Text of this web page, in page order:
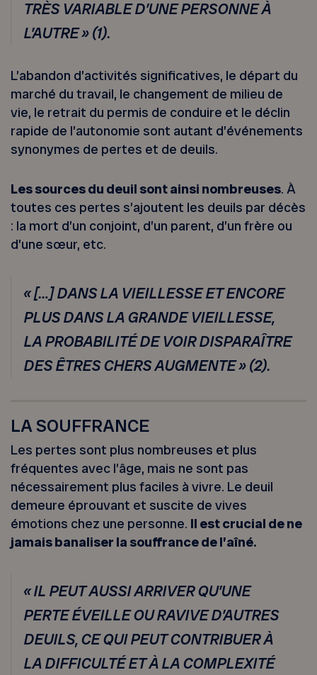
TRÈS VARIABLE D’UNE PERSONNE À
L’AUTRE » (1).
L’abandon d’activités significatives, le départ du
marché du travail, le changement de milieu de
vie, le retrait du permis de conduire et le déclin
rapide de l’autonomie sont autant d’événements
synonymes de pertes et de deuils.
Les sources du deuil sont ainsi nombreuses. À
toutes ces pertes s’ajoutent les deuils par décès
: la mort d’un conjoint, d’un parent, d’un frère ou
d’une sœur, etc.
« […] DANS LA VIEILLESSE ET ENCORE
PLUS DANS LA GRANDE VIEILLESSE,
LA PROBABILITÉ DE VOIR DISPARAÎTRE
DES ÊTRES CHERS AUGMENTE » (2).
LA SOUFFRANCE
Les pertes sont plus nombreuses et plus
fréquentes avec l’âge, mais ne sont pas
nécessairement plus faciles à vivre. Le deuil
demeure éprouvant et suscite de vives
émotions chez une personne. Il est crucial de ne
jamais banaliser la souffrance de l’aîné.
« IL PEUT AUSSI ARRIVER QU’UNE
PERTE ÉVEILLE OU RAVIVE D’AUTRES
DEUILS, CE QUI PEUT CONTRIBUER À
LA DIFFICULTÉ ET À LA COMPLEXITÉ